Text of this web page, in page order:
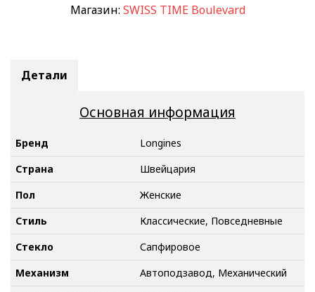
Магазин: SWISS TIME Boulevard
Детали
Основная информация
Бренд
Longines
Страна
Швейцария
Пол
Женские
Стиль
Классические, Повседневные
Стекло
Сапфировое
Механизм
Автоподзавод, Механический